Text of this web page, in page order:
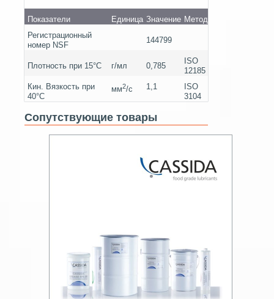
Показатели Единица Значение Метод
Регистрационный
номер NSF
144799
Плотность при 15°C г/мл 0,785
ISO
12185
Кин. Вязкость при
40°C
мм2/с 1,1
ISO
3104
Сопутствующие товары